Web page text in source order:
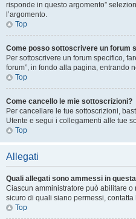
risponde in questo argomento”
l’argomento.
Top
Come posso sottoscrivere un forum
Per sottoscrivere un forum specifico,
forum”, in fondo alla pagina, entrando
Top
Come cancello le mie sottoscrizioni?
Per cancellare le tue sottoscrizioni,
Utente e segui i collegamenti alle tue
Top
Allegati
Quali allegati sono ammessi in
Ciascun amministratore può abilitare
sicuro di quali siano permessi,
Top